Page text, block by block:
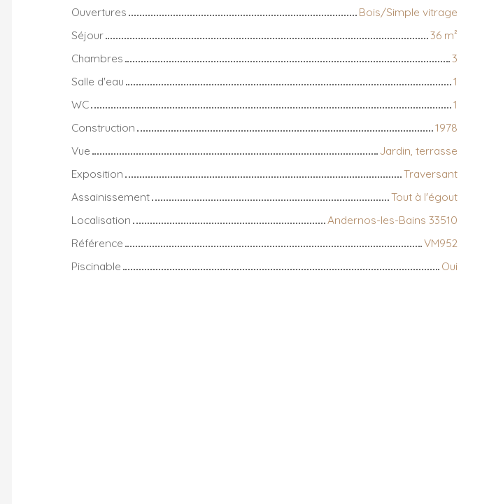
Ouvertures
Bois/Simple vitrage
Séjour
36 m²
Chambres
3
Salle d'eau
1
WC
1
Construction
1978
Vue
Jardin, terrasse
Exposition
Traversant
Assainissement
Tout à l'égout
Localisation
Andernos-les-Bains 33510
Référence
VM952
Piscinable
Oui